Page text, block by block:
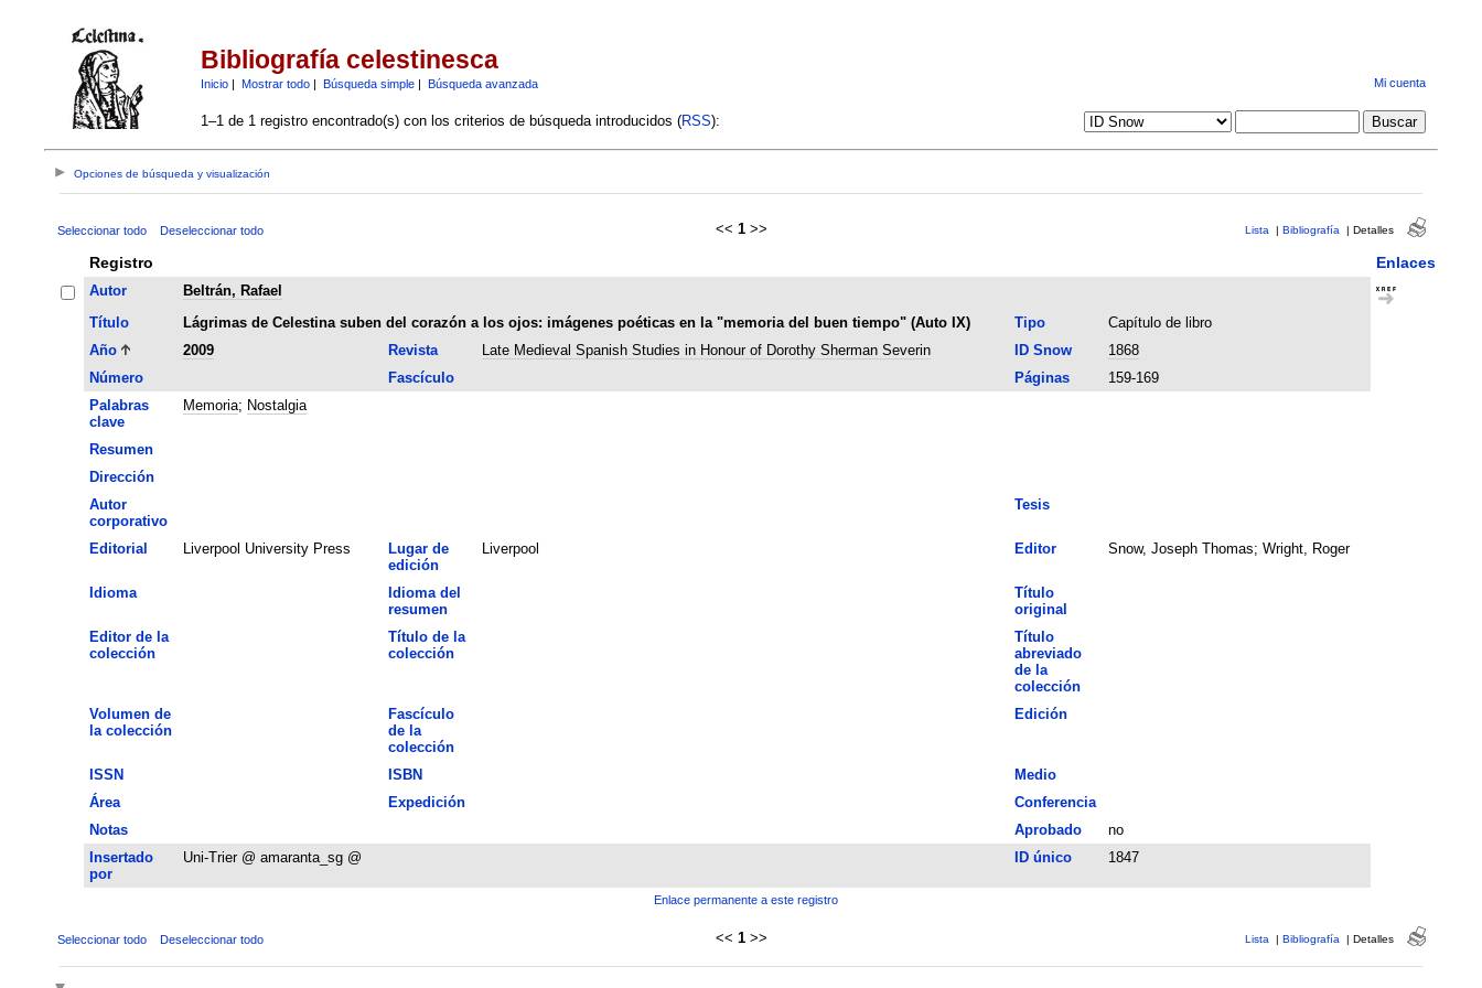
Bibliografía celestinesca
Inicio| Mostrar todo| Búsqueda simple| Búsqueda avanzada Mi cuenta
1–1 de 1 registro encontrado(s) con los criterios de búsqueda introducidos (RSS):
Opciones de búsqueda y visualización
Seleccionar todo Deseleccionar todo << 1 >> Lista | Bibliografía | Detalles
Registro Enlaces
Autor
Beltrán, Rafael
Título
Lágrimas de Celestina suben del corazón a los ojos: imágenes poéticas en la "memoria del buen tiempo" (Auto IX) Tipo
Capítulo de libro
Año
2009 Revista Late Medieval Spanish Studies in Honour of Dorothy Sherman Severin ID Snow
1868
Número
Fascículo Páginas
159-169
Palabras
clave
Memoria; Nostalgia
Resumen
Dirección
Autor
corporativo
Tesis
Editorial Liverpool University Press
Lugar de
edición
Liverpool Editor Snow, Joseph Thomas; Wright, Roger
Idioma
Idioma del
resumen
Título
original
Editor de la
colección
Título de la
colección
Título
abreviado
de la
colección
Volumen de
la colección
Fascículo
de la
colección
Edición
ISSN ISBN
Medio
Área
Expedición
Conferencia
Notas
Aprobado
no
Insertado
por
Uni-Trier @ amaranta_sg @ ID único 1847
Enlace permanente a este registro
Seleccionar todo Deseleccionar todo << 1 >> Lista | Bibliografía | Detalles